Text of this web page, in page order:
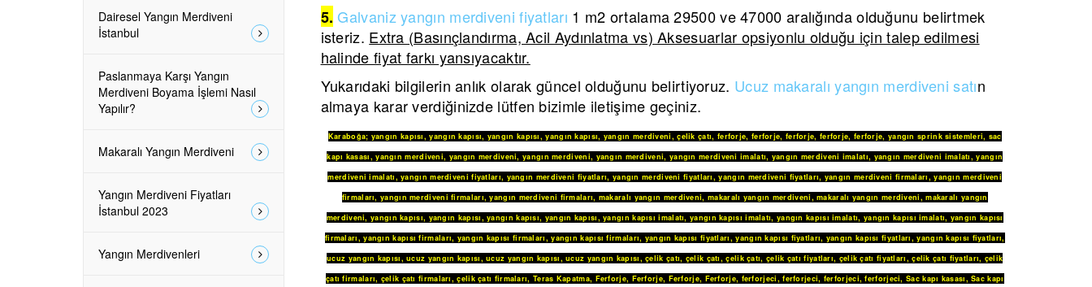
5. Galvaniz yangın merdiveni fiyatları 1 m2 ortalama 29500 ve 47000 aralığında olduğunu belirtmek
isteriz. Extra (Basınçlandırma, Acil Aydınlatma vs) Aksesuarlar opsiyonlu olduğu için talep edilmesi
halinde fiyat farkı yansıyacaktır.
Yukarıdaki bilgilerin anlık olarak güncel olduğunu belirtiyoruz. Ucuz makaralı yangın merdiveni satın
almaya karar verdiğinizde lütfen bizimle iletişime geçiniz.
Karaboğa; yangın kapısı,yangın kapısı, yangın kapısı,yangın kapısı, yangın merdiveni,çelik çatı, ferforje, ferforje, ferforje, ferforje, ferforje, yangın sprink sistemleri, sac
kapı kasası,yangın merdiveni, yangın merdiveni,yangın merdiveni, yangın merdiveni, yangın merdiveni imalatı, yangın merdiveni imalatı, yangın merdiveni imalatı,yangın
merdiveni imalatı,yangın merdiveni fiyatları, yangın merdiveni fiyatları, yangın merdiveni fiyatları,yangın merdiveni fiyatları, yangın merdiveni firmaları,yangın merdiveni
firmaları,yangın merdiveni firmaları,yangın merdiveni firmaları, makaralı yangın merdiveni,makaralı yangın merdiveni,makaralı yangın merdiveni,makaralı yangın
merdiveni,yangın kapısı, yangın kapısı,yangın kapısı, yangın kapısı,yangın kapısı imalatı,yangın kapısı imalatı, yangın kapısı imalatı, yangın kapısı imalatı, yangın kapısı
firmaları,yangın kapısı firmaları, yangın kapısı firmaları,yangın kapısı firmaları, yangın kapısı fiyatları,yangın kapısı fiyatları, yangın kapısı fiyatları,yangın kapısı fiyatları,
ucuz yangın kapısı,ucuz yangın kapısı,ucuz yangın kapısı,ucuz yangın kapısı,çelik çatı, çelik çatı,çelik çatı, çelik çatı fiyatları, çelik çatı fiyatları,çelik çatı fiyatları, çelik
çatı firmaları, çelik çatı firmaları,çelik çatı firmaları,Teras Kapatma, Ferforje, Ferforje, Ferforje, Ferforje, ferforjeci,ferforjeci, ferforjeci,ferforjeci,Sac kapı kasası,Sac kapı
Dairesel Yangın Merdiveni
İstanbul
Paslanmaya Karşı Yangın
Merdiveni Boyama İşlemi Nasıl
Yapılır?
Makaralı Yangın Merdiveni
Yangın Merdiveni Fiyatları
İstanbul 2023
Yangın Merdivenleri